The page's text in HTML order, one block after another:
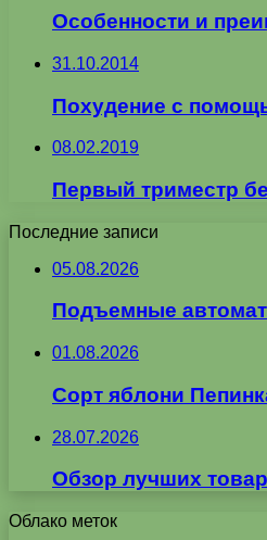
Особенности и
31.10.2014
Похудение с
08.02.2019
Первый триместр
Последние записи
05.08.2026
Подъемные
01.08.2026
Сорт яблони
28.07.2026
Обзор лучших
Облако меток